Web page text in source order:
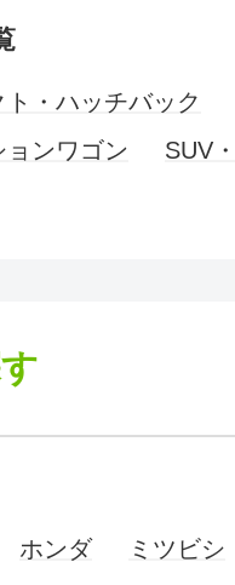
ト・ハッチバック
ョンワゴン
SUV
ホンダ
ミツビシ